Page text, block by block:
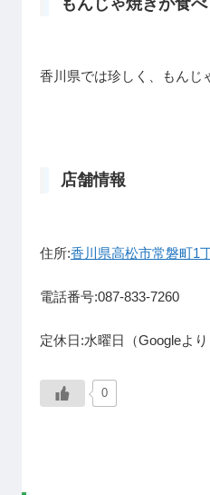
香川県では珍しく、もんじ
店舗情報
住所:香川県高松市常磐町1
電話番号:087-833-7260
定休日:水曜日（Googleより
0